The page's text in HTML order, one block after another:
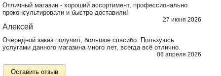
Отличный магазин - хороший ассортимент, профессионально
проконсультировали и быстро доставили!
27 июня 2026
Алексей
Очередной заказ получил, большое спасибо. Пользуюсь
услугами данного магазина много лет, всегда всё отлично.
06 апреля 2026
Оставить отзыв